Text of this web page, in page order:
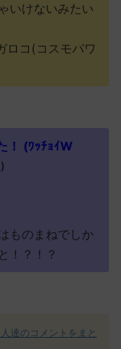
いけないみたい
ロコ(コスモパワ
！ (ﾜｯﾁｮｲW
ものまねでしか
！？！？
達のコメントをまと